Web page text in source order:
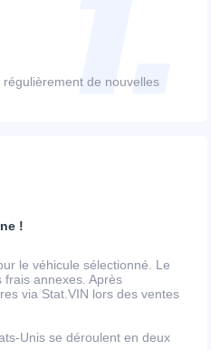
de nouvelles
!
le véhicule sélectionné. Le
frais annexes. Après
via Stat.VIN lors des ventes
Unis se déroulent en deux